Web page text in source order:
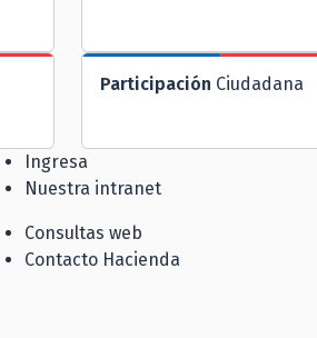
Participación Ciudadana
Ingresa
Nuestra intranet
Consultas web
Contacto Hacienda